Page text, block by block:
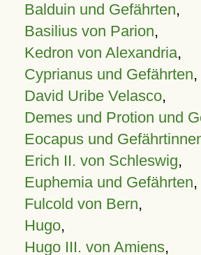
Balduin und Gefährten,
Basilius von Parion,
Kedron von Alexandria,
Cyprianus und Gefährten,
David Uribe Velasco,
Demes und Protion und
Eocapus und
Erich II. von Schleswig,
Euphemia und Gefährten,
Fulcold von Bern,
Hugo,
Hugo III. von Amiens,